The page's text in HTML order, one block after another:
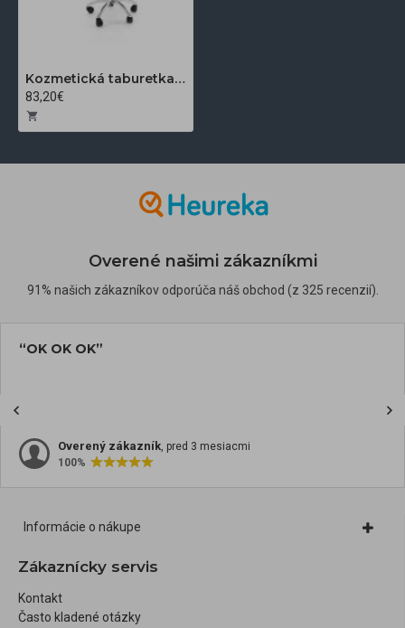
Kozmetická taburetka A-001B vysoká, čierna
83,20€
Overené našimi zákazníkmi
91% našich zákazníkov odporúča náš obchod (z 325 recenzií).
“OK OK OK”
Overený zákazník, pred 3 mesiacmi
100%
Informácie o nákupe
Zákaznícky servis
Kontakt
Často kladené otázky